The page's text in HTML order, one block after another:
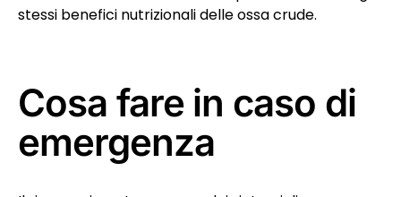
stessi benefici nutrizionali delle ossa crude.
Cosa fare in caso di
emergenza